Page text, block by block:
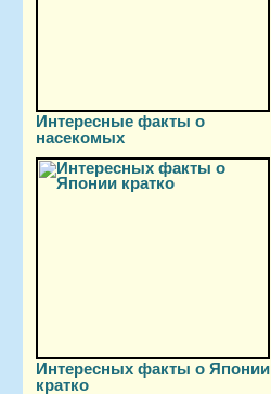
Интересные факты о
насекомых
Интересных факты о Японии
кратко